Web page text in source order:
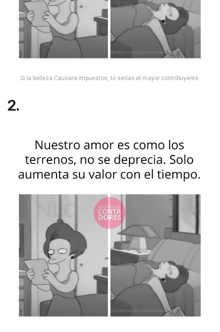
Si la belleza Causara impuestos, tú serías el mayor contribuyente.
2.